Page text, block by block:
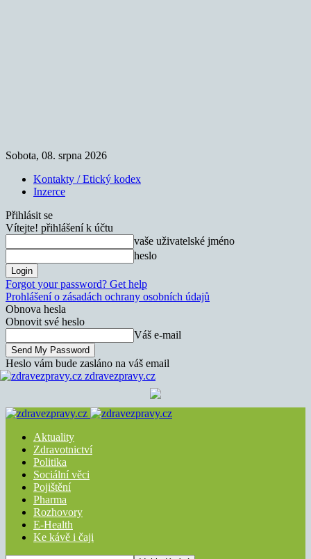
Sobota, 08. srpna 2026
Kontakty / Etický kodex
Inzerce
Přihlásit se
Vítejte! přihlášení k účtu
vaše uživatelské jméno
heslo
Forgot your password? Get help
Prohlášení o zásadách ochrany osobních údajů
Obnova hesla
Obnovit své heslo
Váš e-mail
Heslo vám bude zasláno na váš email
zdravezpravy.cz
Aktuality
Zdravotnictví
Politika
Sociální věci
Pojištění
Pharma
Rozhovory
E-Health
Ke kávě i čaji